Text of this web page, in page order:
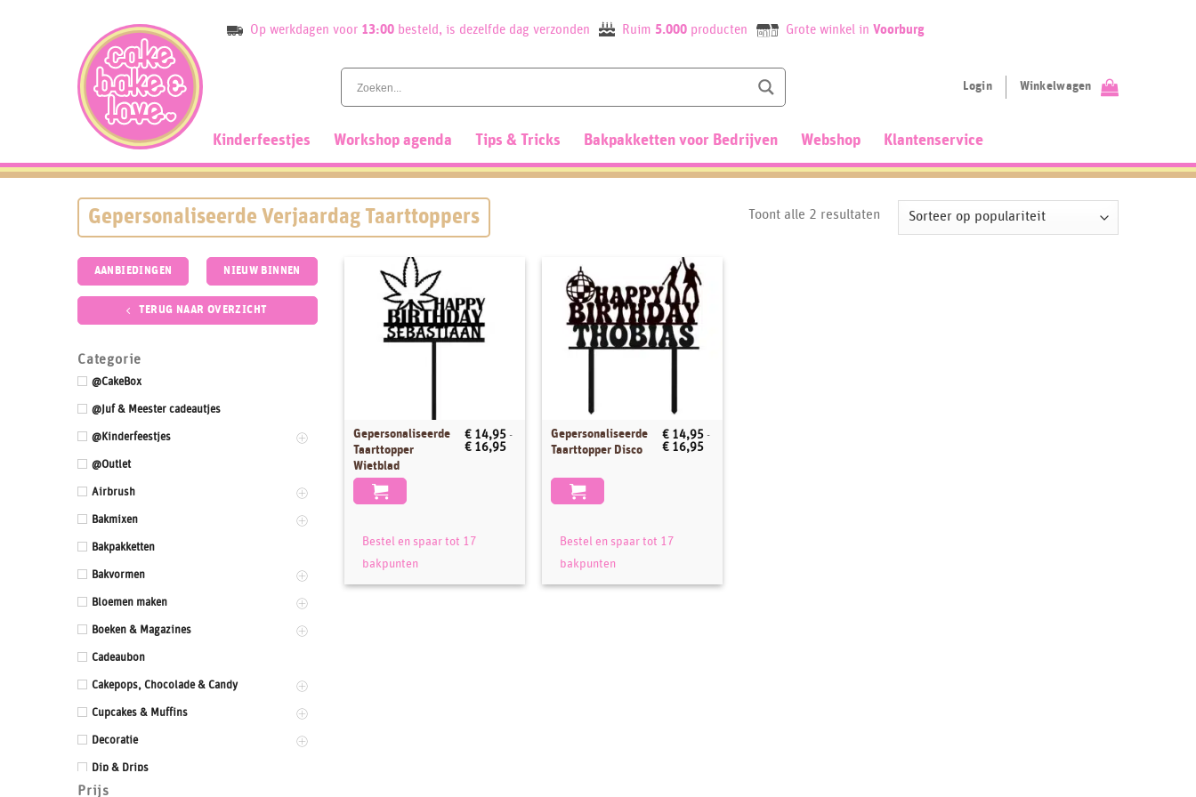
Op werkdagen voor 13:00besteld, is dezelfde dag verzonden Ruim 5.000producten Grote winkel in Voorburg
Login Winkelwagen
Kinderfeestjes Workshop agenda Tips & Tricks Bakpakketten voor Bedrijven Webshop Klantenservice
Gepersonaliseerde Verjaardag Taarttoppers Toont alle 2 resultatenGesorteerd
AANBIEDINGEN NIEUW BINNEN
TERUG NAAR OVERZICHT
Categorie
@CakeBox
@Juf & Meester cadeautjes
@Kinderfeestjes
@Outlet
Airbrush
Bakmixen
Bakpakketten
Bakvormen
Bloemen maken
Boeken & Magazines
Cadeaubon
Cakepops, Chocolade & Candy
Cupcakes & Muffins
Decoratie
Dip & Drips
Prijs
Gepersonaliseerde
Taarttopper
Wietblad
€14,95 -
€16,95Prijsklasse:
Bestel en spaar tot 17
bakpunten
Dit
product
heeft
meerdere
Deze
optie
Gepersonaliseerde
Taarttopper Disco
€ 14,95 -
€ 16,95Prijsklasse:
Bestel en spaar tot 17
bakpunten
Dit
product
heeft
meerdere
Deze
optie